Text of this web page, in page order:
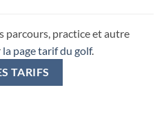
parcours, practice et autre
la page tarif du golf.
TARIFS